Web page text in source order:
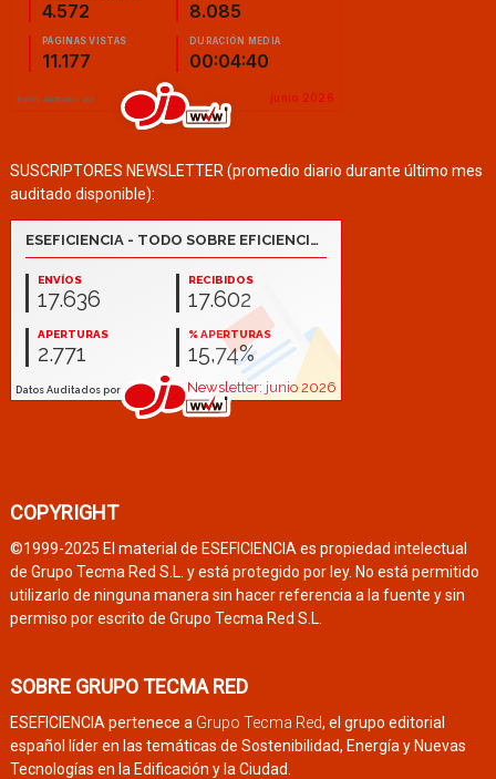
SUSCRIPTORES NEWSLETTER (promedio diario durante último mes
auditado disponible):
COPYRIGHT
©1999-2025 El material de ESEFICIENCIA es propiedad intelectual
de Grupo Tecma Red S.L. y está protegido por ley. No está permitido
utilizarlo de ninguna manera sin hacer referencia a la fuente y sin
permiso por escrito de Grupo Tecma Red S.L.
SOBRE GRUPO TECMA RED
ESEFICIENCIA pertenece a Grupo Tecma Red, el grupo editorial
español líder en las temáticas de Sostenibilidad, Energía y Nuevas
Tecnologías en la Edificación y la Ciudad.